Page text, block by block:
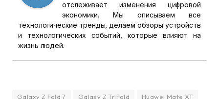
отслеживает изменения цифровой
экономики. Мы описываем все
технологические тренды, делаем обзоры устройств
и технологических событий, которые влияют на
жизнь людей.
Galaxy Z Fold 7 Galaxy Z TriFold
Huawei Mate XT